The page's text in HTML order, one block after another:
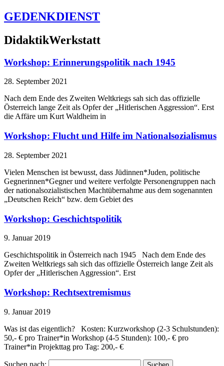
GEDENKDIENST
DidaktikWerkstatt
Workshop: Erinnerungspolitik nach 1945
28. September 2021
Nach dem Ende des Zweiten Weltkriegs sah sich das offizielle
Österreich lange Zeit als Opfer der „Hitlerischen Aggression“. Erst
die Affäre um Kurt Waldheim in
Workshop: Flucht und Hilfe im Nationalsozialismus
28. September 2021
Vielen Menschen ist bewusst, dass Jüdinnen*Juden, politische
Gegnerinnen*Gegner und weitere verfolgte Personengruppen nach
der nationalsozialistischen Machtübernahme aus dem sogenannten
„Deutschen Reich“ bzw. dem Gebiet des
Workshop: Geschichtspolitik
9. Januar 2019
Geschichtspolitik in Österreich nach 1945 Nach dem Ende des
Zweiten Weltkriegs sah sich das offizielle Österreich lange Zeit als
Opfer der „Hitlerischen Aggression“. Erst
Workshop: Rechtsextremismus
9. Januar 2019
Was ist das eigentlich? Kosten: Kurzworkshop (2-3 Schulstunden):
50,- € pro Trainer*in Workshop (4-5 Stunden): 100,- € pro
Trainer*in Projekttag pro Tag: 200,- €
Suchen nach: